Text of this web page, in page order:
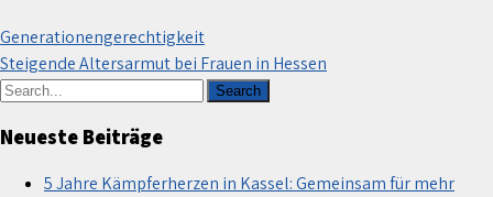
Beitragsnavigation
Generationengerechtigkeit
Steigende Altersarmut bei Frauen in Hessen
Neueste Beiträge
5 Jahre Kämpferherzen in Kassel: Gemeinsam für mehr